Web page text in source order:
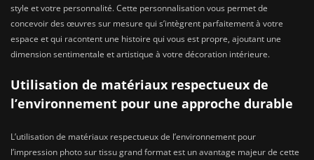
style et votre personnalité. Cette personnalisation vous permet de
concevoir des œuvres sur mesure qui s’intègrent parfaitement à votre
espace et qui racontent une histoire qui vous est propre, ajoutant une
dimension sentimentale et artistique à votre décoration intérieure.
Utilisation de matériaux respectueux de
l’environnement pour une approche durable
L’utilisation de matériaux respectueux de l’environnement pour
l’impression photo sur tissu grand format est un avantage majeur de cette